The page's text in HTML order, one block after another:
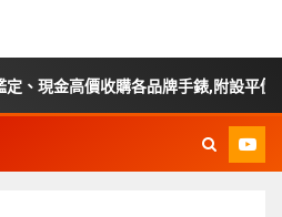
高價收購各品牌手錶,附設平價手錶維